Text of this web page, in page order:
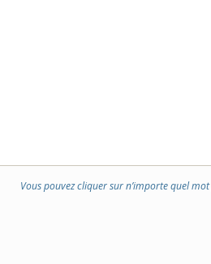
Vous pouvez cliquer sur n’importe quel